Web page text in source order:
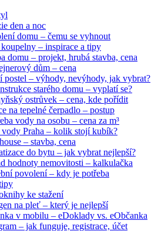
den a noc
domu – čemu se vyhnout
– inspirace a tipy
domu – projekt, hrubá stavba, cena
dům – cena
postel – výhody, nevýhody, jak vybrat?
starého domu – vyplatí se?
ostrůvek – cena, kde pořídit
na tepelné čerpadlo – postup
vody na osobu – cena za m³
vody Praha – kolik stojí kubík?
– stavba, cena
do bytu – jak vybrat nejlepší?
hodnoty nemovitosti – kalkulačka
povolení – kdy je potřeba
ke stažení
na pleť – který je nejlepší
v mobilu – eDoklady vs. eObčanka
– jak funguje, registrace, účet